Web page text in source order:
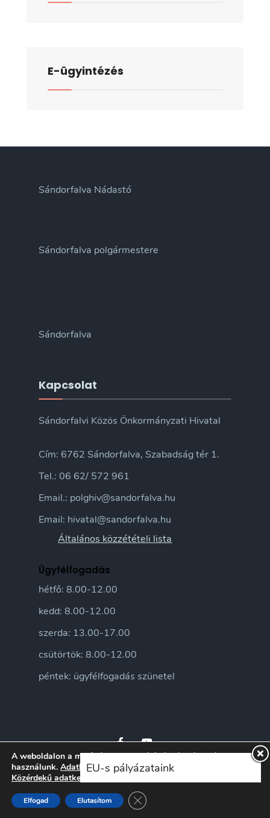
E-ügyintézés
Sándorfalva Nádastó
Sándorfalva polgármestere
Sándorfalva
Kapcsolat
Sándorfalvi Közös Önkormányzati Hivatal
Cím: 6762 Sándorfalva, Szabadság tér 1.
Tel.: 06 62/ 572 961
Email.: polghiv@sandorfalva.hu
Email: hivatal@sandorfalva.hu
Általános közzétételi lista
Ügyfélfogadás
hétfő: 8.00-12.00
kedd: 8.00-12.00
szerda: 13.00-17.00
csütörtök: 8.00-12.00
péntek: ügyfélfogadás szünetel
© 2026 Sándorfalva Város honlapja • Sándorfalvi Közös Önkormányzati
Hivatal 2016 | Minden jog fenntartva
EU-s pályázataink
A weboldalon a minőségi felhasználói élmény érdekében sütiket
használunk. Adatkezelési tájékoztatónkatitt ismerheti meg.
Közérdekű adatkezelési szabályzatunkat
Elfogad Elutasítom Close GDPR Cookie Banner